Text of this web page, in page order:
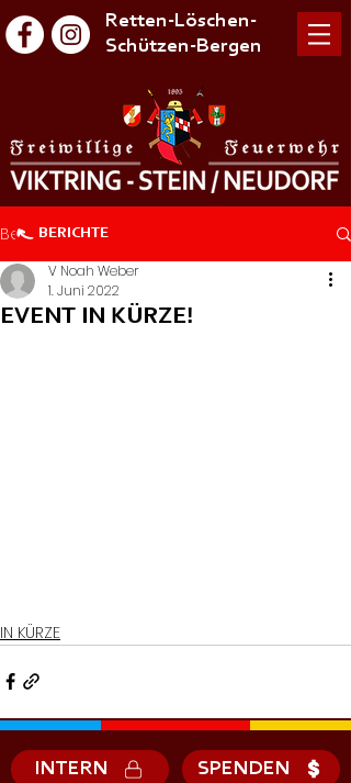
Retten-Löschen-
Schützen-Bergen
Beitrag
EVENT IN KÜRZE!
V Noah Weber
1. Juni 2022
IN KÜRZE
BERICHTE
INTERN SPENDEN